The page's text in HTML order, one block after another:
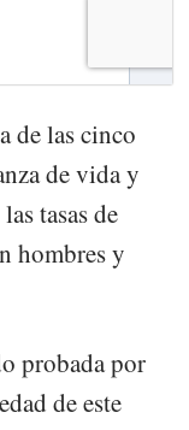
de las cinco
de vida y
tasas de
hombres y
probada por
de este